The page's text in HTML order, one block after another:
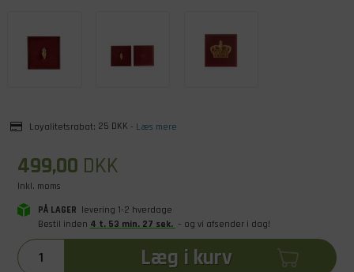
Loyalitetsrabat: 25 DKK - Læs mere
499,00 DKK
Inkl. moms
PÅ LAGER levering 1-2 hverdage
Bestil inden 4 t. 53 min. 27 sek. – og vi afsender i dag!
Læg i kurv